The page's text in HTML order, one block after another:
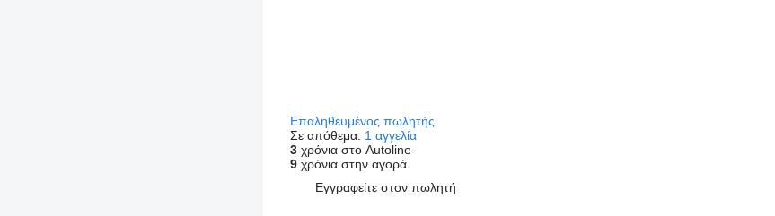
Επαληθευμένος πωλητής
Σε απόθεμα: 1 αγγελία
3χρόνια στο Autoline
9χρόνια στην αγορά
Εγγραφείτε στον πωλητή